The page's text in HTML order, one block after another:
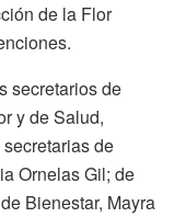
de la Flor
secretarios de
y de Salud,
de
Ornelas Gil; de
Bienestar, Mayra